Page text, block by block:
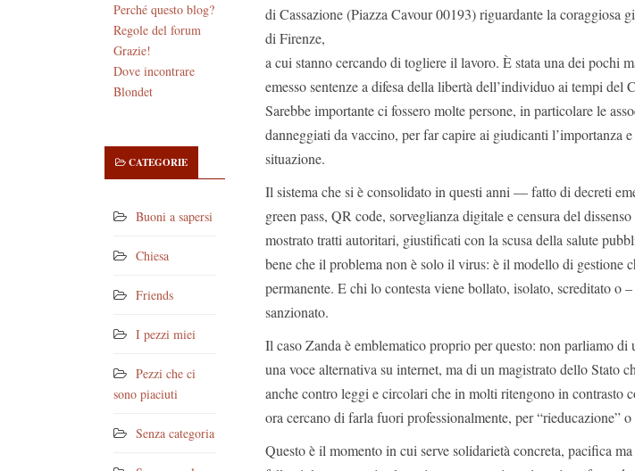
Perché questo blog?
Regole del forum
Grazie!
Dove incontrare
Blondet
CATEGORIE
Buoni a sapersi
Chiesa
Friends
I pezzi miei
Pezzi che ci
sono piaciuti
Senza categoria
di Cassazione (Piazza Cavour 00193) riguardante la coraggiosa
di Firenze,
a cui stanno cercando di togliere il lavoro. È stata una dei pochi
emesso sentenze a difesa della libertà dell’individuo ai tempi del
Sarebbe importante ci fossero molte persone, in particolare le
danneggiati da vaccino, per far capire ai giudicanti l’importanza
situazione.
Il sistema che si è consolidato in questi anni — fatto di decreti
green pass, QR code, sorveglianza digitale e censura del
mostrato tratti autoritari, giustificati con la scusa della salute
bene che il problema non è solo il virus: è il modello di gestione
permanente. E chi lo contesta viene bollato, isolato, screditato o
sanzionato.
Il caso Zanda è emblematico proprio per questo: non parliamo di
una voce alternativa su internet, ma di un magistrato dello Stato
anche contro leggi e circolari che in molti ritengono in contrasto
ora cercano di farla fuori professionalmente, per “rieducazione” o
Questo è il momento in cui serve solidarietà concreta, pacifica